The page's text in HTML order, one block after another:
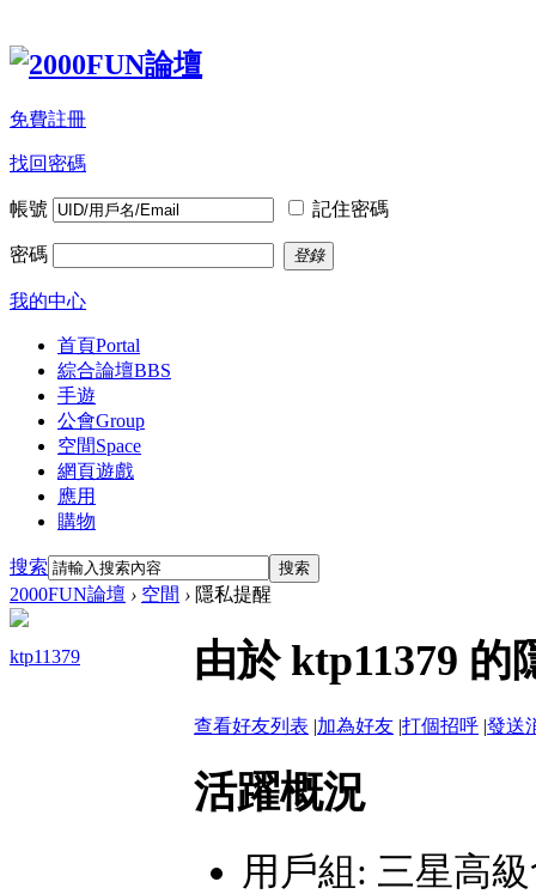
免費註冊
找回密碼
帳號 記住密碼
密碼 登錄
我的中心
首頁Portal
綜合論壇BBS
手遊
公會Group
空間Space
網頁遊戲
應用
購物
搜索 搜索
2000FUN論壇 › 空間 › 隱私提醒
ktp11379 由於 ktp11379
查看好友列表 |加為好友 |打個招呼 |發送
活躍概況
用戶組: 三星高